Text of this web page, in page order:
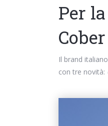
Per
Il brand
con tre novità: